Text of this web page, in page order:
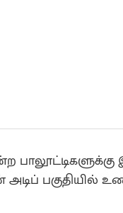
பாலூட்டிகளுக்கு
பகுதியில்